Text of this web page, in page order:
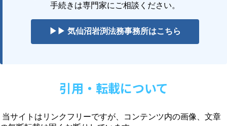
手続きは専門家にご相談ください。
▶▶ 気仙沼岩渕法務事務所はこちら
引用・転載について
当サイトはリンクフリーですが、コンテンツ内の画像、文章